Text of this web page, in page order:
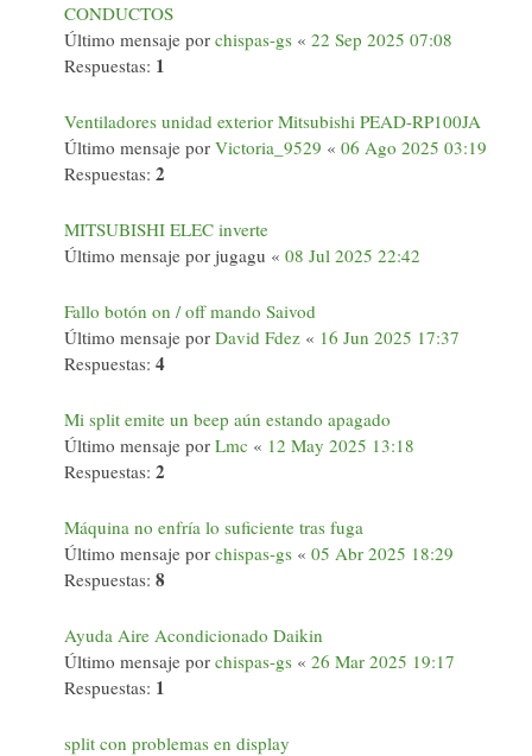
CONDUCTOS
Último mensaje por chispas-gs « 22 Sep 2025 07:08
Respuestas: 1
Ventiladores unidad exterior Mitsubishi PEAD-RP100JA
Último mensaje por Victoria_9529 « 06 Ago 2025 03:19
Respuestas: 2
MITSUBISHI ELEC inverte
Último mensaje por jugagu « 08 Jul 2025 22:42
Fallo botón on / off mando Saivod
Último mensaje por David Fdez « 16 Jun 2025 17:37
Respuestas: 4
Mi split emite un beep aún estando apagado
Último mensaje por Lmc « 12 May 2025 13:18
Respuestas: 2
Máquina no enfría lo suficiente tras fuga
Último mensaje por chispas-gs « 05 Abr 2025 18:29
Respuestas: 8
Ayuda Aire Acondicionado Daikin
Último mensaje por chispas-gs « 26 Mar 2025 19:17
Respuestas: 1
split con problemas en display